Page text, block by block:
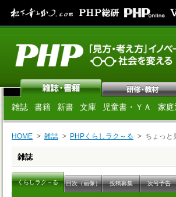
雑誌 書籍 新書 文庫 児童書・ＹＡ 家庭
HOME 雑誌 PHPくらしラク～る ちょっと
雑誌
くらしラク～る 目次（画像） 投稿募集 次号予告